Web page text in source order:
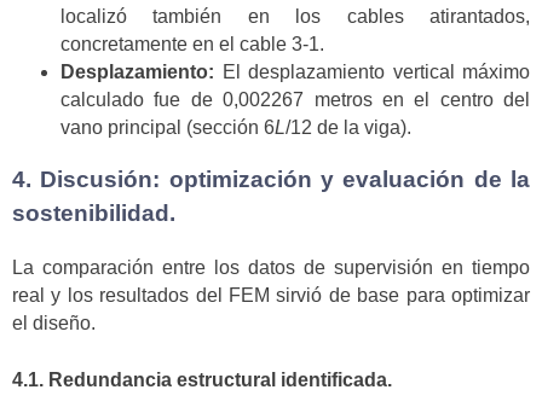
localizó también en los cables atirantados,
concretamente en el cable 3-1.
Desplazamiento: El desplazamiento vertical máximo
calculado fue de 0,002267 metros en el centro del
vano principal (sección 6L/12 de la viga).
4. Discusión: optimización y evaluación de la
sostenibilidad.
La comparación entre los datos de supervisión en tiempo
real y los resultados del FEM sirvió de base para optimizar
el diseño.
4.1. Redundancia estructural identificada.